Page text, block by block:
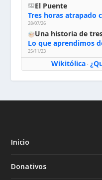
El Puente
Tres horas atrapado
28/07/26
Una historia de
Lo que aprendimos
25/11/23
Wikitólica·
Inicio
Donativos